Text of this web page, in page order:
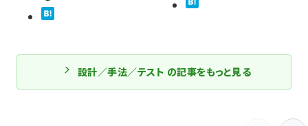
設計／手法／テスト の記事をもっと見る